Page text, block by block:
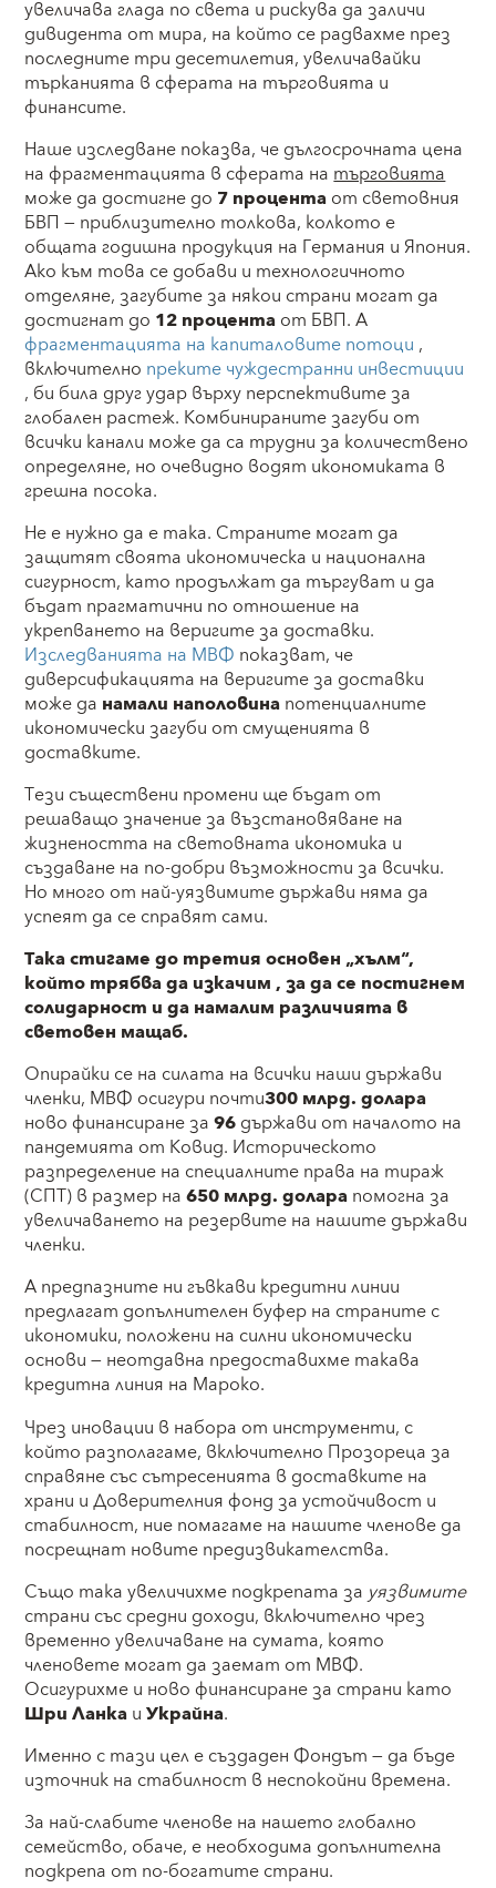
увеличава глада по света и рискува да заличи
дивидента от мира, на който се радвахме през
последните три десетилетия, увеличавайки
търканията в сферата на търговията и
финансите.
Наше изследване показва, че дългосрочната цена
на фрагментацията в сферата натърговията
може да достигне до 7 процентаот световния
БВП — приблизително толкова, колкото е
общата годишна продукция на Германия и Япония.
Ако към това се добави и технологичното
отделяне, загубите за някои страни могат да
достигнат до 12 процентаот БВП. А
фрагментацията на капиталовите потоци,
включително преките чуждестранни инвестиции
, би била друг удар върху перспективите за
глобален растеж. Комбинираните загуби от
всички канали може да са трудни за количествено
определяне, но очевидно водят икономиката в
грешна посока.
Не е нужно да е така. Страните могат да
защитят своята икономическа и национална
сигурност, като продължат да търгуват и да
бъдат прагматични по отношение на
укрепването на веригите за доставки.
Изследванията на МВФ показват, че
диверсификацията на веригите за доставки
може да намали наполовинапотенциалните
икономически загуби от смущенията в
доставките.
Тези съществени промени ще бъдат от
решаващо значение за възстановяване на
жизнеността на световната икономика и
създаване на по-добри възможности за всички.
Но много от най-уязвимите държави няма да
успеят да се справят сами.
Така стигаме до третия основен „хълм“,
който трябва да изкачим , за да се постигнем
солидарност и да намалим различията в
световен мащаб.
Опирайки се на силата на всички наши държави
членки, МВФ осигури почти300 млрд.долара
ново финансиране за96държави от началото на
пандемията от Ковид. Историческото
разпределение на специалните права на тираж
(СПТ) в размер на650 млрд.доларапомогна за
увеличаването на резервите на нашите държави
членки.
А предпазните ни гъвкави кредитни линии
предлагат допълнителен буфер на страните с
икономики, положени на силни икономически
основи — неотдавна предоставихме такава
кредитна линия на Мароко.
Чрез иновации в набора от инструменти, с
който разполагаме, включително Прозореца за
справяне със сътресенията в доставките на
храни и Доверителния фонд за устойчивост и
стабилност, ние помагаме на нашите членове да
посрещнат новите предизвикателства.
Също така увеличихме подкрепата зауязвимите
страни със средни доходи, включително чрез
временно увеличаване на сумата, която
членовете могат да заемат от МВФ.
Осигурихме и ново финансиране за страни като
Шри ЛанкаиУкрайна.
Именно с тази цел е създаден Фондът — да бъде
източник на стабилност в неспокойни времена.
За най-слабите членове на нашето глобално
семейство, обаче, е необходима допълнителна
подкрепа от по-богатите страни.